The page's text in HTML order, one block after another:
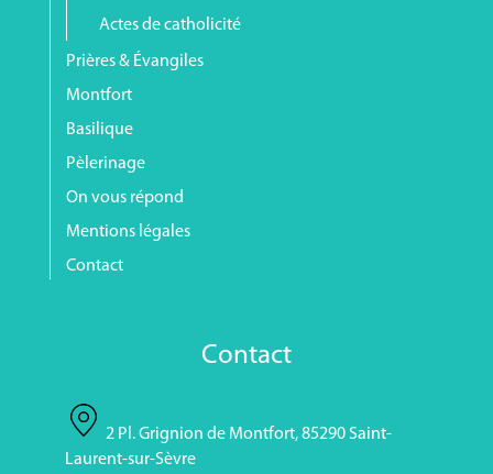
Actes de catholicité
Prières & Évangiles
Montfort
Basilique
Pèlerinage
On vous répond
Mentions légales
Contact
Contact
2 Pl. Grignion de Montfort, 85290 Saint-
Laurent-sur-Sèvre